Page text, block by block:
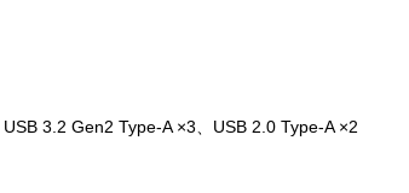
3.2 Gen2 Type-A ×3、USB 2.0 Type-A ×2